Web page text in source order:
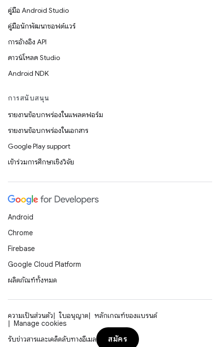
คู่มือ Android Studio
คู่มือนักพัฒนาซอฟต์แวร์
การอ้างอิง API
ดาวน์โหลด Studio
Android NDK
การสนับสนุน
รายงานข้อบกพร่องในแพลตฟอร์ม
รายงานข้อบกพร่องในเอกสาร
Google Play support
เข้าร่วมการศึกษาเชิงวิจัย
Android
Chrome
Firebase
Google Cloud Platform
ผลิตภัณฑ์ทั้งหมด
ความเป็นส่วนตัว ใบอนุญาต
หลักเกณฑ์ของแบรนด์
Manage cookies
รับข่าวสารและเคล็ดลับทางอีเมล
สมัคร